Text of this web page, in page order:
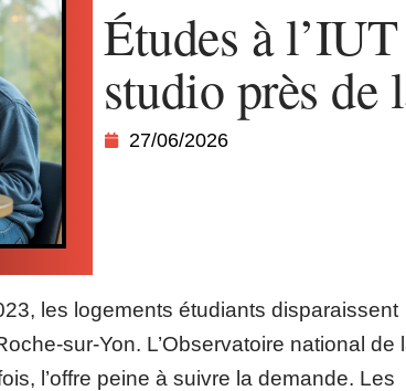
Études à
studio près de
27/06/2026
les logements étudiants disparaissent
sur-Yon. L’Observatoire national de
l’offre peine à suivre la demande. Les